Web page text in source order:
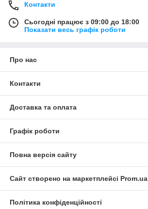
Контакти
Сьогодні працює з 09:00 до 18:00
Показати весь графік роботи
Про нас
Контакти
Доставка та оплата
Графік роботи
Повна версія сайту
Сайт створено на маркетплейсі Prom.ua
Політика конфіденційності